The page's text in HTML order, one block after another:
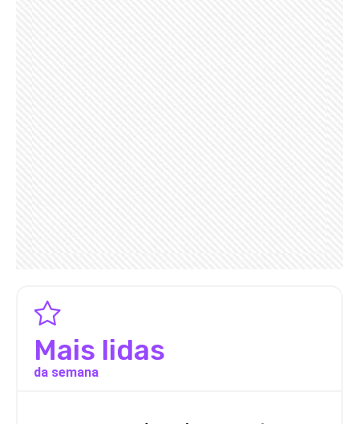
Mais lidas
da semana